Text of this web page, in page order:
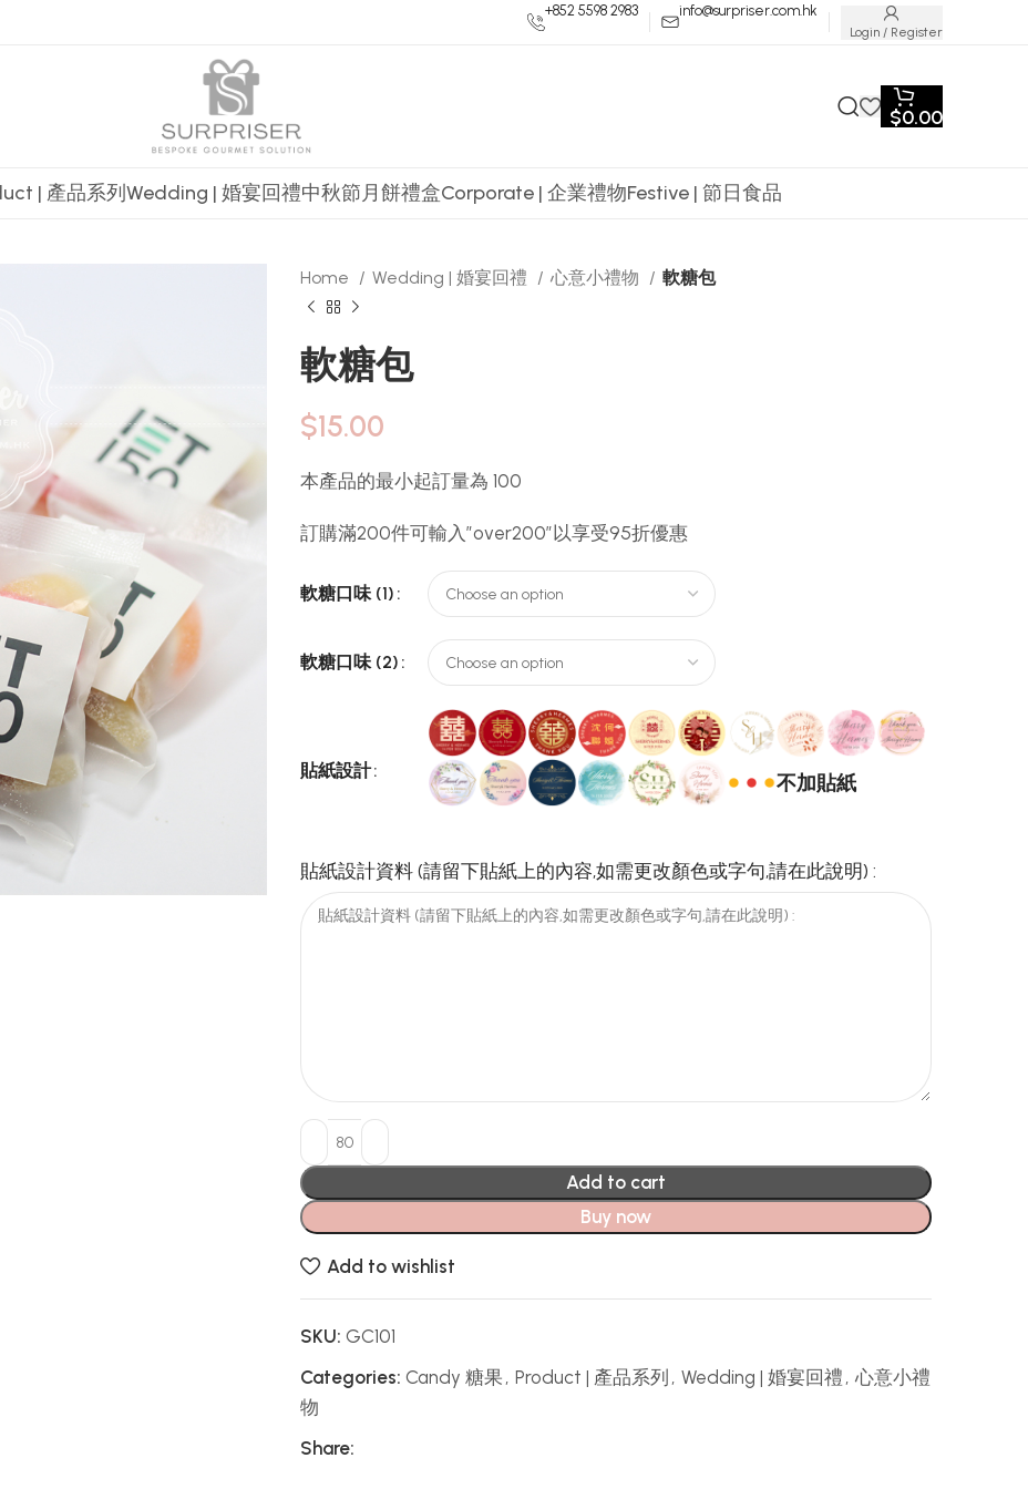
+852 5598 2983 info@surpriser.com.hk
Login / Register
$0.00
| 產品系列 Wedding | 婚宴回禮中秋節月餅禮盒Corporate | 企業禮物Festive | 節日食品
Home Wedding | 婚宴回禮 心意小禮物 軟糖包
軟糖包
$15.00
本產品的最小起訂量為 100
訂購滿200件可輸入”over200″以享受95折優惠
軟糖口味 (1)
軟糖口味 (2)
貼紙設計 不加貼紙
貼紙設計資料 (請留下貼紙上的內容,如需更改顏色或字句,請在此說明) :
Add to cart
Buy now
Add to wishlist
SKU: GC101
Categories: Candy 糖果 , Product | 產品系列 , Wedding | 婚宴回禮 , 心意小禮
物
Share: